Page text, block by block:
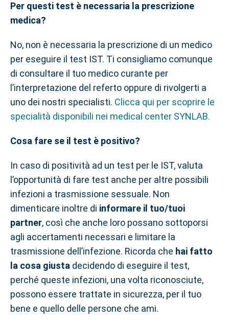
Per questi test è necessaria la prescrizione
medica?
No, non è necessaria la prescrizione di un medico
per eseguire il test IST. Ti consigliamo comunque
di consultare il tuo medico curante per
l’interpretazione del referto oppure di rivolgerti a
uno dei nostri specialisti. Clicca qui per scoprire le
specialità disponibili nei medical center SYNLAB.
Cosa fare se il test è positivo?
In caso di positività ad un test per le IST, valuta
l’opportunità di fare test anche per altre possibili
infezioni a trasmissione sessuale. Non
dimenticare inoltre di informare il tuo/tuoi
partner, così che anche loro possano sottoporsi
agli accertamenti necessari e limitare la
trasmissione dell’infezione. Ricorda che hai fatto
la cosa giusta decidendo di eseguire il test,
perché queste infezioni, una volta riconosciute,
possono essere trattate in sicurezza, per il tuo
bene e quello delle persone che ami.